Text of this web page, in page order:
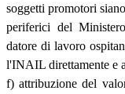
soggetti promotori
periferici del
datore di lavoro
l'INAIL direttamente e
f) attribuzione del